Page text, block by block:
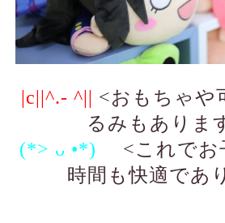
|c||^.- ^||
<おもちゃや
るみもありま
(*> ᴗ •*)ゞ
<これでお
時間も快適であ